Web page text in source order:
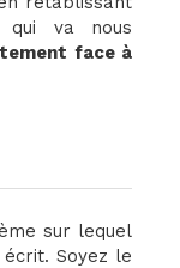
qui va nous
face à
sur lequel
Soyez le